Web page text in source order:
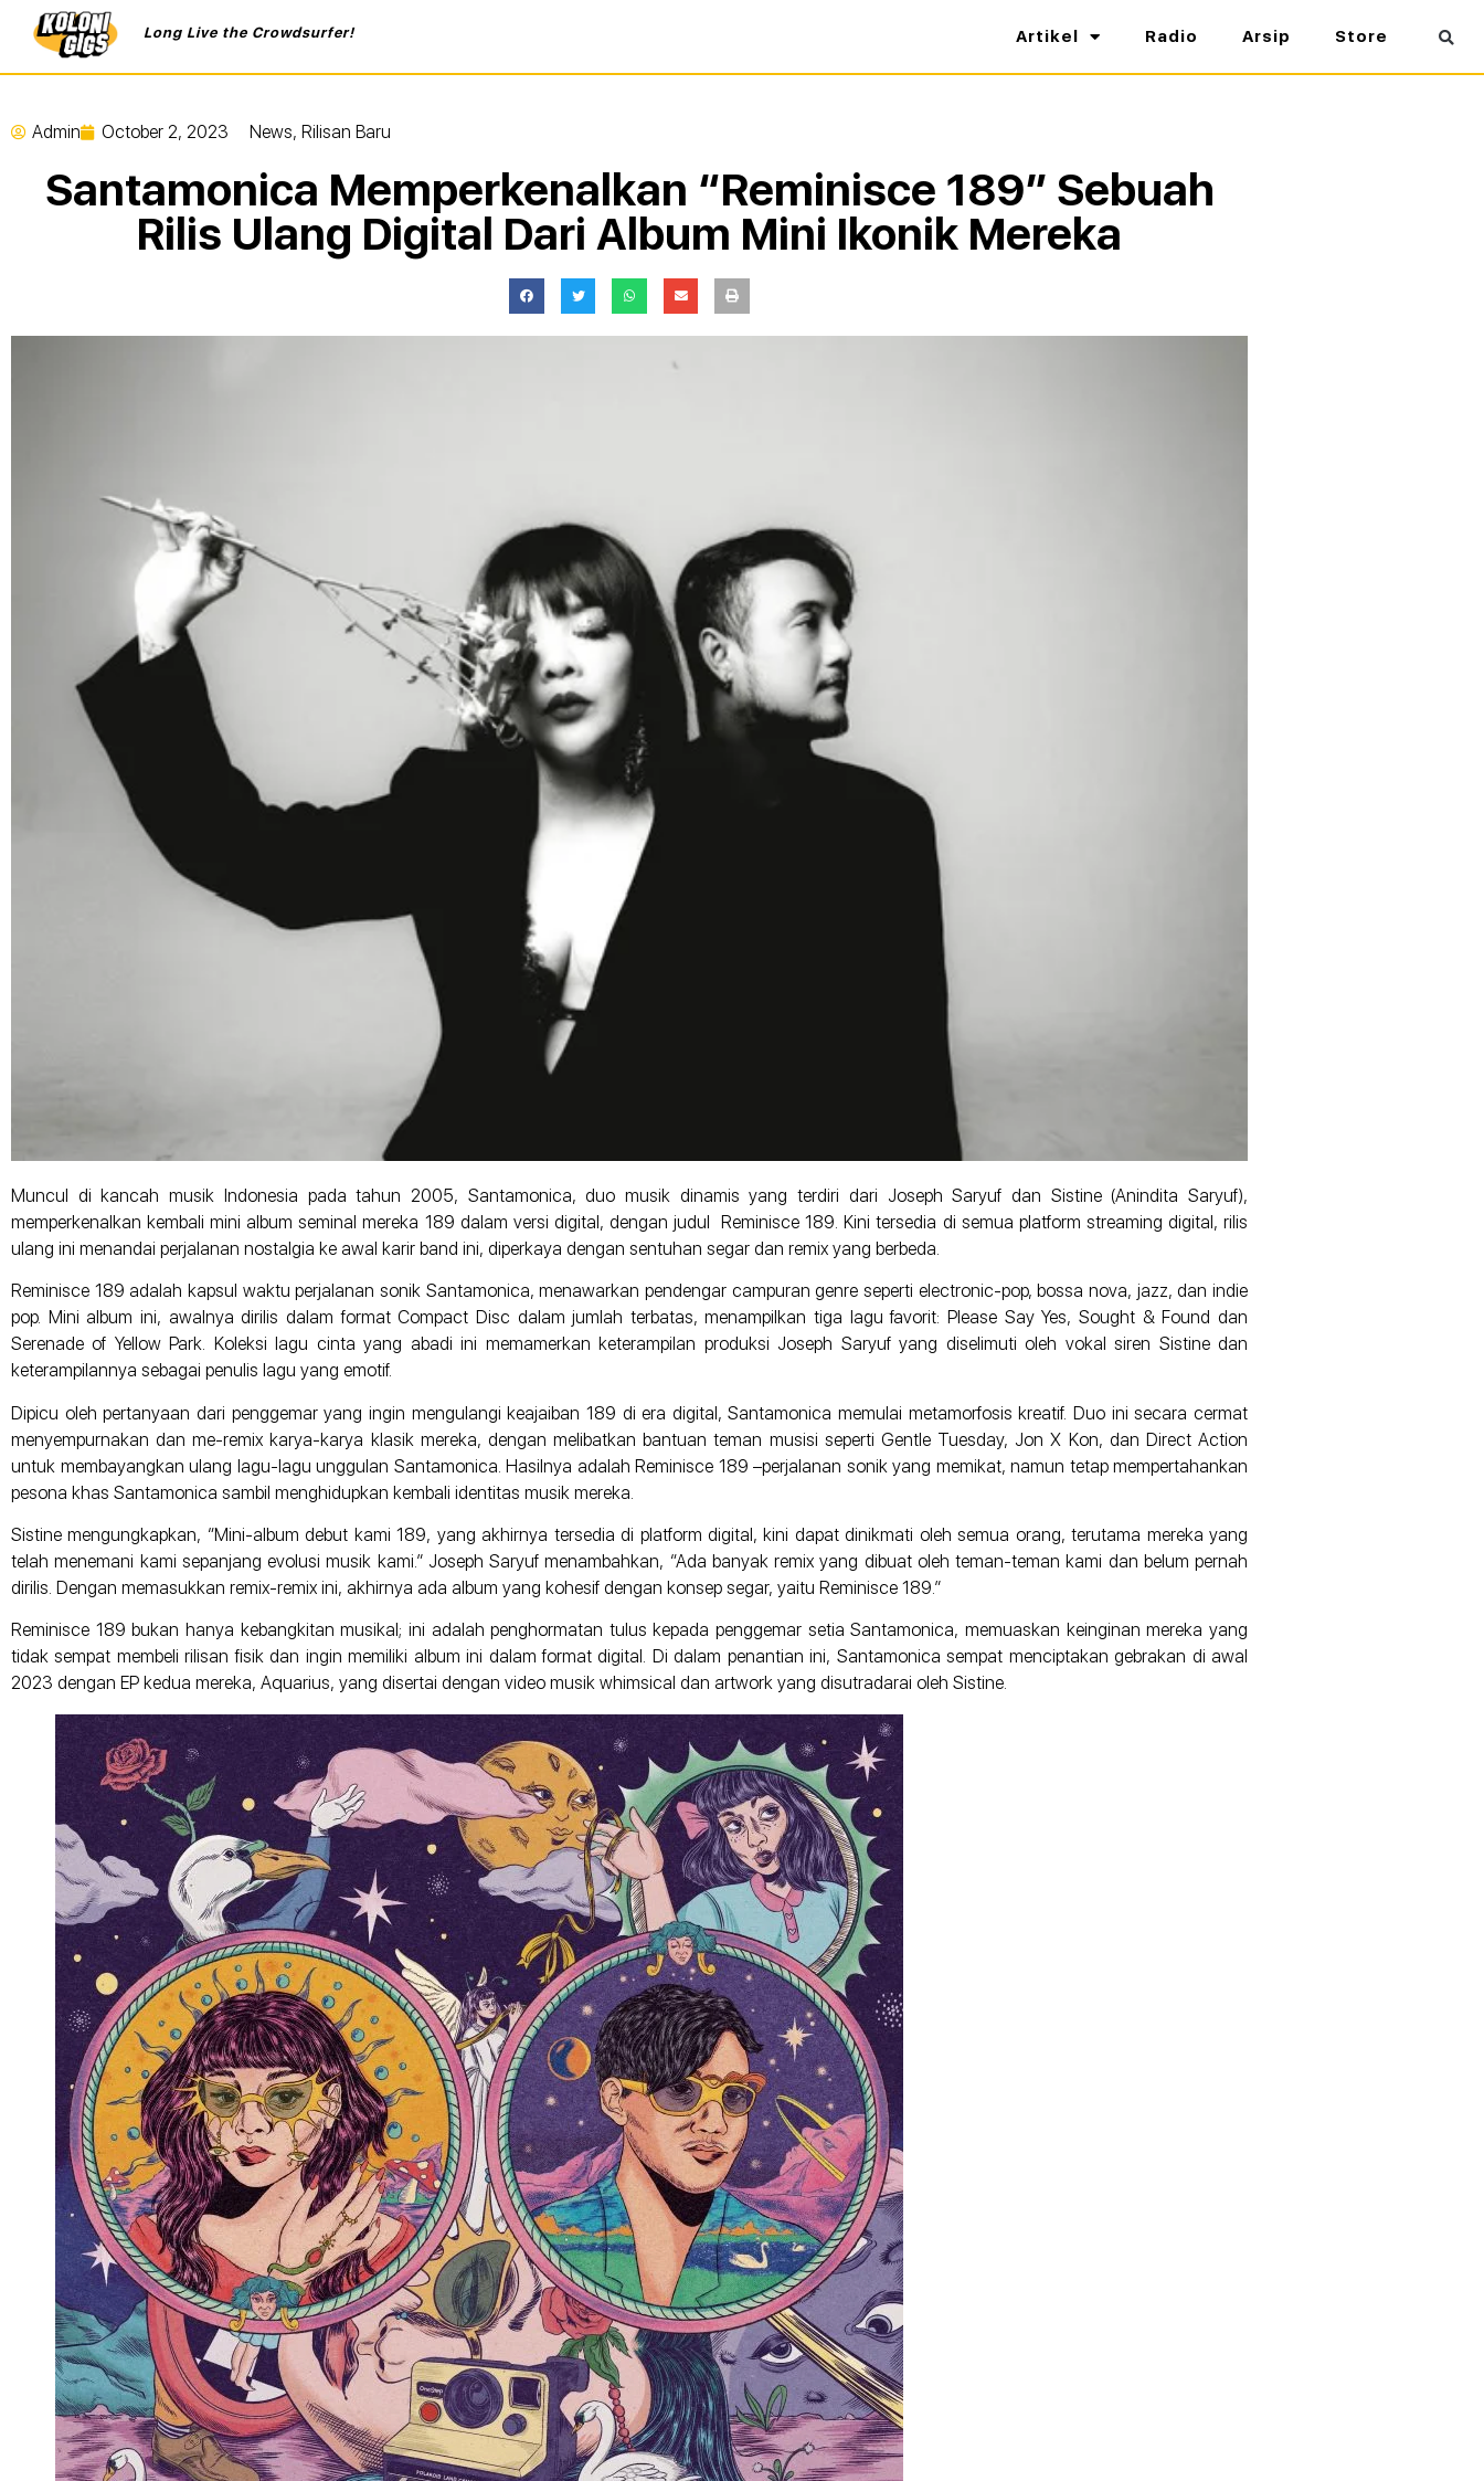
Long Live the Crowdsurfer! Artikel Radio Arsip Store
Admin October 2, 2023 News, Rilisan Baru
Santamonica Memperkenalkan “Reminisce 189” Sebuah
Rilis Ulang Digital Dari Album Mini Ikonik Mereka
Muncul di kancah musik Indonesia pada tahun 2005, Santamonica, duo musik dinamis yang terdiri dari Joseph Saryuf dan Sistine (Anindita Saryuf),
memperkenalkan kembali mini album seminal mereka 189 dalam versi digital, dengan judul Reminisce 189. Kini tersedia di semua platform streaming digital, rilis
ulang ini menandai perjalanan nostalgia ke awal karir band ini, diperkaya dengan sentuhan segar dan remix yang berbeda.
Reminisce 189 adalah kapsul waktu perjalanan sonik Santamonica, menawarkan pendengar campuran genre seperti electronic-pop, bossa nova, jazz, dan indie
pop. Mini album ini, awalnya dirilis dalam format Compact Disc dalam jumlah terbatas, menampilkan tiga lagu favorit: Please Say Yes, Sought & Found dan
Serenade of Yellow Park. Koleksi lagu cinta yang abadi ini memamerkan keterampilan produksi Joseph Saryuf yang diselimuti oleh vokal siren Sistine dan
keterampilannya sebagai penulis lagu yang emotif.
Dipicu oleh pertanyaan dari penggemar yang ingin mengulangi keajaiban 189 di era digital, Santamonica memulai metamorfosis kreatif. Duo ini secara cermat
menyempurnakan dan me-remix karya-karya klasik mereka, dengan melibatkan bantuan teman musisi seperti Gentle Tuesday, Jon X Kon, dan Direct Action
untuk membayangkan ulang lagu-lagu unggulan Santamonica. Hasilnya adalah Reminisce 189 –perjalanan sonik yang memikat, namun tetap mempertahankan
pesona khas Santamonica sambil menghidupkan kembali identitas musik mereka.
Sistine mengungkapkan, “Mini-album debut kami 189, yang akhirnya tersedia di platform digital, kini dapat dinikmati oleh semua orang, terutama mereka yang
telah menemani kami sepanjang evolusi musik kami.” Joseph Saryuf menambahkan, “Ada banyak remix yang dibuat oleh teman-teman kami dan belum pernah
dirilis. Dengan memasukkan remix-remix ini, akhirnya ada album yang kohesif dengan konsep segar, yaitu Reminisce 189.”
Reminisce 189 bukan hanya kebangkitan musikal; ini adalah penghormatan tulus kepada penggemar setia Santamonica, memuaskan keinginan mereka yang
tidak sempat membeli rilisan fisik dan ingin memiliki album ini dalam format digital. Di dalam penantian ini, Santamonica sempat menciptakan gebrakan di awal
2023 dengan EP kedua mereka, Aquarius, yang disertai dengan video musik whimsical dan artwork yang disutradarai oleh Sistine.